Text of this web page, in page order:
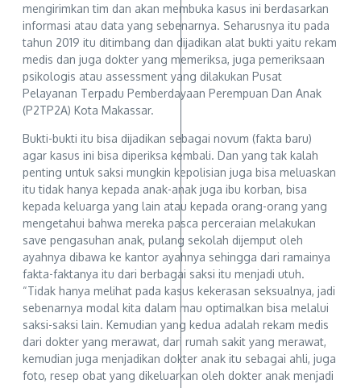
mengirimkan tim dan akan membuka kasus ini berdasarkan
informasi atau data yang sebenarnya. Seharusnya itu pada
tahun 2019 itu ditimbang dan dijadikan alat bukti yaitu rekam
medis dan juga dokter yang memeriksa, juga pemeriksaan
psikologis atau assessment yang dilakukan Pusat
Pelayanan Terpadu Pemberdayaan Perempuan Dan Anak
(P2TP2A) Kota Makassar.
Bukti-bukti itu bisa dijadikan sebagai novum (fakta baru)
agar kasus ini bisa diperiksa kembali. Dan yang tak kalah
penting untuk saksi mungkin kepolisian juga bisa meluaskan
itu tidak hanya kepada anak-anak juga ibu korban, bisa
kepada keluarga yang lain atau kepada orang-orang yang
mengetahui bahwa mereka pasca perceraian melakukan
save pengasuhan anak, pulang sekolah dijemput oleh
ayahnya dibawa ke kantor ayahnya sehingga dari ramainya
fakta-faktanya itu dari berbagai saksi itu menjadi utuh.
“Tidak hanya melihat pada kasus kekerasan seksualnya, jadi
sebenarnya modal kita dalam mau optimalkan bisa melalui
saksi-saksi lain. Kemudian yang kedua adalah rekam medis
dari dokter yang merawat, dari rumah sakit yang merawat,
kemudian juga menjadikan dokter anak itu sebagai ahli, juga
foto, resep obat yang dikeluarkan oleh dokter anak menjadi